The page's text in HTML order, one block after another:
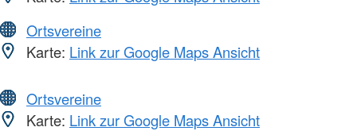
Ortsvereine
Karte: Link zur Google Maps Ansicht
Ortsvereine
Karte: Link zur Google Maps Ansicht